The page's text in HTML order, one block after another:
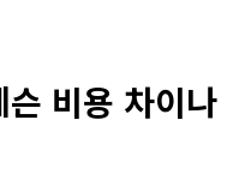
비용 차이나